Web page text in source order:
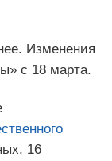
Изменения
с 18 марта.
16